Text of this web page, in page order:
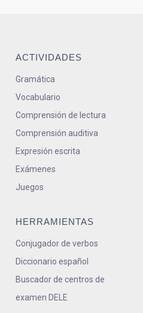
ACTIVIDADES
Gramática
Vocabulario
Comprensión de lectura
Comprensión auditiva
Expresión escrita
Exámenes
Juegos
HERRAMIENTAS
Conjugador de verbos
Diccionario español
Buscador de centros de
examen DELE